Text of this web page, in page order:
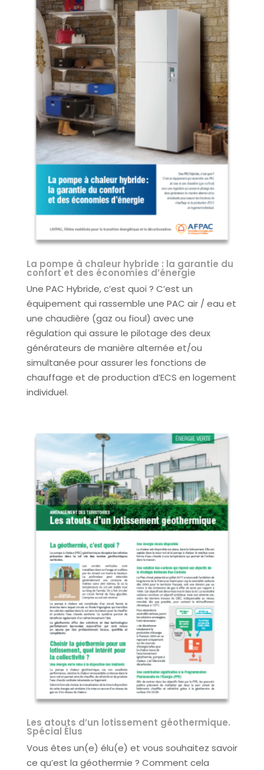
La pompe à chaleur hybride : la garantie du
confort et des économies d’énergie
Une PAC Hybride, c’est quoi ? C’est un
équipement qui rassemble une PAC air / eau et
une chaudière (gaz ou fioul) avec une
régulation qui assure le pilotage des deux
générateurs de manière alternée et/ou
simultanée pour assurer les fonctions de
chauffage et de production d’ECS en logement
individuel.
Les atouts d’un lotissement géothermique.
Spécial Élus
Vous êtes un(e) élu(e) et vous souhaitez savoir
ce qu’est la géothermie ? Comment cela